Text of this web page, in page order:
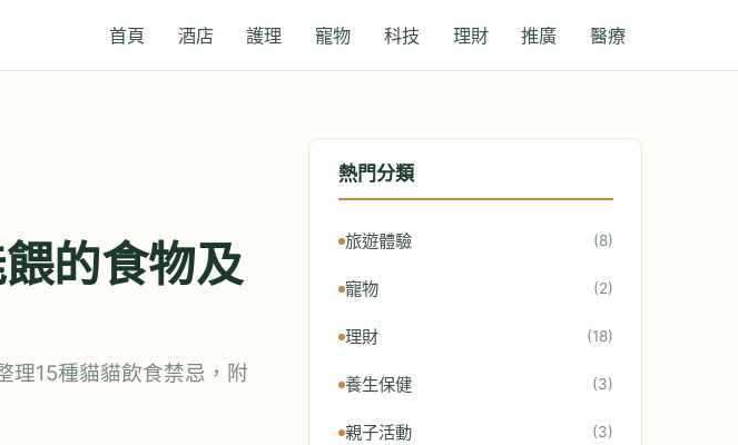
首頁 酒店 護理 寵物 科技 理財 推廣 醫療
的食物及
理15種貓貓飲食禁忌，附
熱門分類
旅遊體驗 (8)
寵物 (2)
理財 (18)
養生保健 (3)
親子活動 (3)